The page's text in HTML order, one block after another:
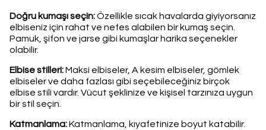
Doğru kumaşı seçin:Özellikle sıcak havalarda giyiyorsanız
elbiseniz için rahat ve nefes alabilen bir kumaş seçin.
Pamuk, şifon ve jarse gibi kumaşlar harika seçenekler
olabilir.
Elbise stilleri:Maksi elbiseler, A kesim elbiseler, gömlek
elbiseler ve daha fazlası gibi seçebileceğiniz birçok
elbise stili vardır. Vücut şeklinize ve kişisel tarzınıza uygun
bir stil seçin.
Katmanlama:Katmanlama, kıyafetinize boyut katabilir.